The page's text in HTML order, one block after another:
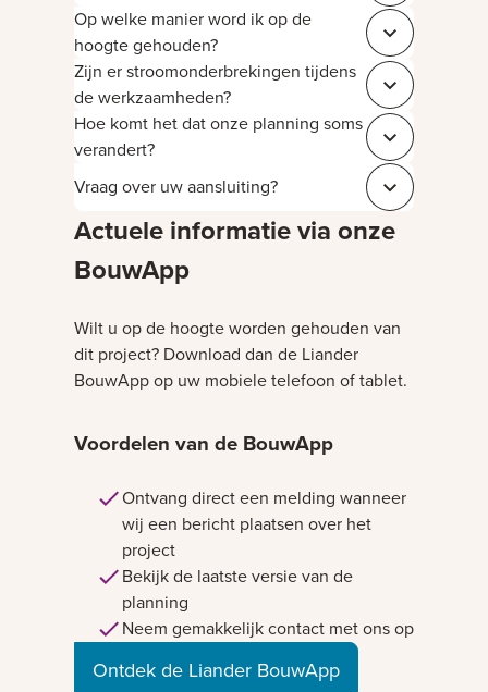
Op welke manier word ik op de
hoogte gehouden?
Sluit 7e69fb8f-
Zijn er stroomonderbrekingen tijdens
de werkzaamheden?
Sluit
Hoe komt het dat onze planning soms
verandert?
Sluit 4031f7ae-
Vraag over uw aansluiting? Sluit
Actuele informatie via onze
BouwApp
Wilt u op de hoogte worden gehouden van
dit project? Download dan de Liander
BouwApp op uw mobiele telefoon of tablet.
Voordelen van de BouwApp
Ontvang direct een melding wanneer
wij een bericht plaatsen over het
project
Bekijk de laatste versie van de
planning
Neem gemakkelijk contact met ons op
Ontdek de Liander BouwApp